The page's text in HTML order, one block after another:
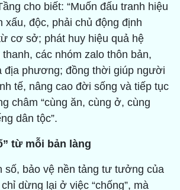
cho biết: “Muốn đấu tranh hiệu
xấu, độc, phải chủ động định
cơ sở; phát huy hiệu quả hệ
các nhóm zalo thôn bản,
địa phương; đồng thời giúp người
tế, nâng cao đời sống và tiếp tục
châm “cùng ăn, cùng ở, cùng
dân tộc”.
từ mỗi bản làng
số, bảo vệ nền tảng tư tưởng của
dừng lại ở việc “chống”, mà